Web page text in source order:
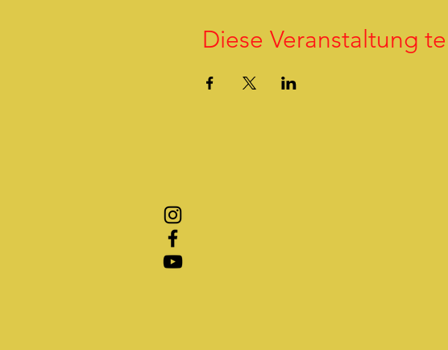
Diese Veranstaltung